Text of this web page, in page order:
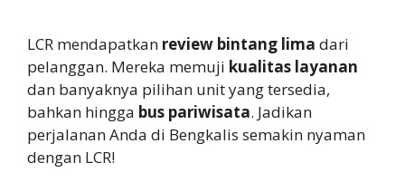
LCR mendapatkan review bintang lima dari
pelanggan. Mereka memuji kualitas layanan
dan banyaknya pilihan unit yang tersedia,
bahkan hingga bus pariwisata. Jadikan
perjalanan Anda di Bengkalis semakin nyaman
dengan LCR!